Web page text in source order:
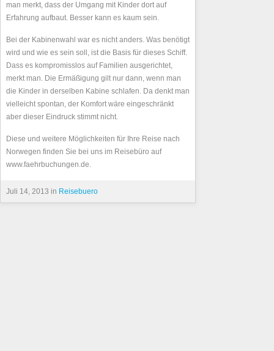
man merkt, dass der Umgang mit Kinder dort auf
Erfahrung aufbaut. Besser kann es kaum sein.
Bei der Kabinenwahl war es nicht anders. Was benötigt
wird und wie es sein soll, ist die Basis für dieses Schiff.
Dass es kompromisslos auf Familien ausgerichtet,
merkt man. Die Ermäßigung gilt nur dann, wenn man
die Kinder in derselben Kabine schlafen. Da denkt man
vielleicht spontan, der Komfort wäre eingeschränkt
aber dieser Eindruck stimmt nicht.
Diese und weitere Möglichkeiten für Ihre Reise nach
Norwegen finden Sie bei uns im Reisebüro auf
www.faehrbuchungen.de.
Juli 14, 2013 in Reisebuero